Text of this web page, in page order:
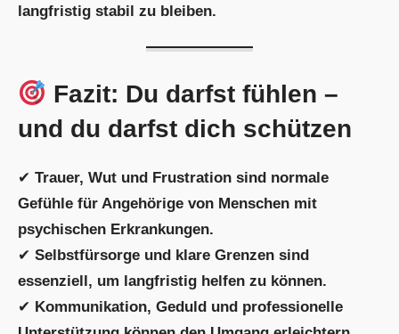
langfristig stabil zu bleiben.
Fazit: Du darfst fühlen –
und du darfst dich schützen
✔ Trauer, Wut und Frustration sind normale
Gefühle für Angehörige von Menschen mit
psychischen Erkrankungen.
✔ Selbstfürsorge und klare Grenzen sind
essenziell, um langfristig helfen zu können.
✔ Kommunikation, Geduld und professionelle